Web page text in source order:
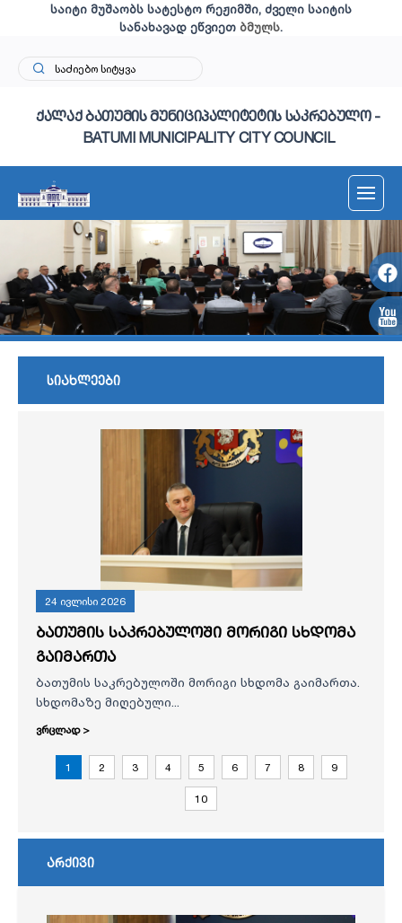
საიტი მუშაობს სატესტო რეჟიმში, ძველი საიტის
სანახავად ეწვიეთ ბმულს.
ქალაქ ბათუმის მუნიციპალიტეტის საკრებულო -
BATUMI MUNICIPALITY CITY COUNCIL
სიახლეები
24 ივლისი 2026
ბათუმის საკრებულოში მორიგი სხდომა
გაიმართა
ბათუმის საკრებულოში მორიგი სხდომა გაიმართა.
სხდომაზე მიღებული...
ვრცლად >
1 2 3 4 5 6 7 8 9
10
არქივი